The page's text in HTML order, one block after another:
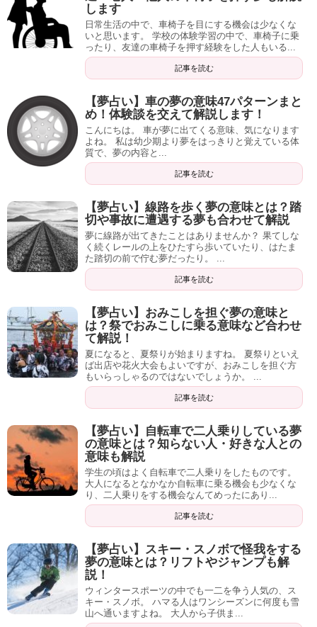
全身が汗だくで、どっと疲れていたのを今だに思い出しま
す。
この夢を見たのは、受験前最後の模試の前でした。
模試の結果は、志望校がギリギリ合格ラインの下。自分な
りに頑張って来たつもりで、かつ合格範囲内の自身があっ
た私は絶望しました。
しかしその後、内申が思っていたより良く出たことで推薦
枠を獲得し、筆記をパスして面接での入学が決まったので
す。
この夢は、塾で乗ったエレベーターは受験そのものを、ま
た、壊れて少し落ちるものの復活して、最終的に目的地に
到着するその流れは、現実で起きた出来事をそのまま表し
ていたのでした。
あなたが学生の方であれば、もしかしたら同じような夢を
見たのかもしれませんね。
最後に
この記事でお伝えした通り、エレベーターは比較的強いメ
りわかりやすいものだということがわかりますよね。
夢のシンボル毎に、そのまま受け取れば良いものと、少し
します
日常生活の中で、車椅子を目にする機会は少なくな
いと思います。 学校の体験学習の中で、車椅子に乗
ったり、友達の車椅子を押す経験をした人もいる...
記事を読む
【夢占い】車の夢の意味47パターンまと
め！体験談を交えて解説します！
こんにちは。 車が夢に出てくる意味、気になります
よね。 私は幼少期より夢をはっきりと覚えている体
質で、夢の内容と...
記事を読む
【夢占い】線路を歩く夢の意味とは？踏
切や事故に遭遇する夢も合わせて解説
夢に線路が出てきたことはありませんか？ 果てしな
く続くレールの上をひたすら歩いていたり、はたま
た踏切の前で佇む夢だったり。 ...
記事を読む
【夢占い】おみこしを担ぐ夢の意味と
は？祭でおみこしに乗る意味など合わせ
て解説！
夏になると、夏祭りが始まりますね。 夏祭りといえ
ば出店や花火大会もよいですが、おみこしを担ぐ方
もいらっしゃるのではないでしょうか。 ...
記事を読む
【夢占い】自転車で二人乗りしている夢
の意味とは？知らない人・好きな人との
意味も解説
学生の頃はよく自転車で二人乗りをしたものです。
大人になるとなかなか自転車に乗る機会も少なくな
り、二人乗りをする機会なんてめったにあり...
記事を読む
【夢占い】スキー・スノボで怪我をする
夢の意味とは？リフトやジャンプも解
説！
ウィンタースポーツの中でも一二を争う人気の、ス
キー・スノボ。 ハマる人はワンシーズンに何度も雪
山へ通いますよね。 大人から子供ま...